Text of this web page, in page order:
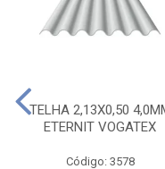
TELHA 2,13X0,50
ETERNIT VOGATEX
Código: 3578